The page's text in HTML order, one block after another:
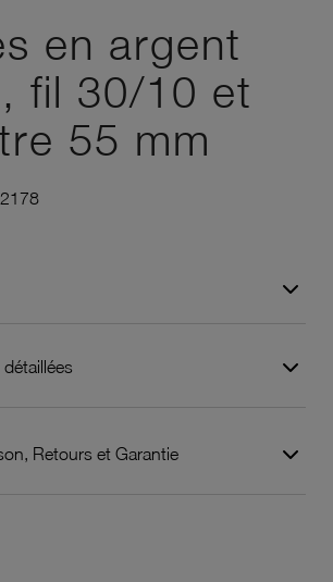
en argent
fil 30/10 et
55 mm
Retours et Garantie